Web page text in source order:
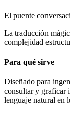
El puente
La traducción
complejidad
Para qué sirve
Diseñado para
consultar y graficar
lenguaje natural en